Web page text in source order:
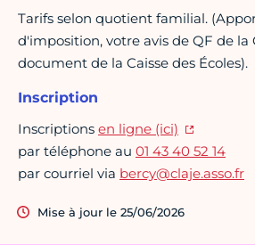
Tarifs selon quotient familial.
d'imposition, votre avis de QF de la
document de la Caisse des Écoles).
Inscription
Inscriptions en ligne (ici)
par téléphone au 01 43 40 52 14
par courriel via bercy@claje.asso.fr
Mise à jour le 25/06/2026